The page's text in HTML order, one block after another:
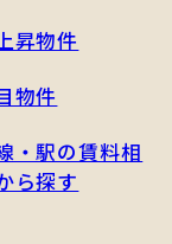
昇物件
物件
・駅の賃料相
ら探す